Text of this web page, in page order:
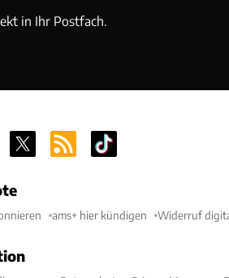
in Ihr Postfach.
ams+ hier kündigen Widerruf